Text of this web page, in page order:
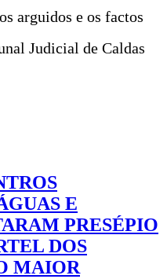
arguidos e os factos
Judicial de Caldas
E
PRESÉPIO
DOS
MAIOR